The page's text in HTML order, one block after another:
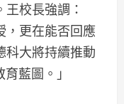
校長強調：
，更在能否回應
科大將持續推動
藍圖。」